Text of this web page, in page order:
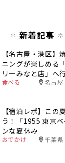
新着記事
【名古屋・港区】
ニングが楽しめる
リーみなと店」へ
食べる 名古屋
【宿泊レポ】この
う！「1955 東京
ンな夏休み
おでかけ 千葉県